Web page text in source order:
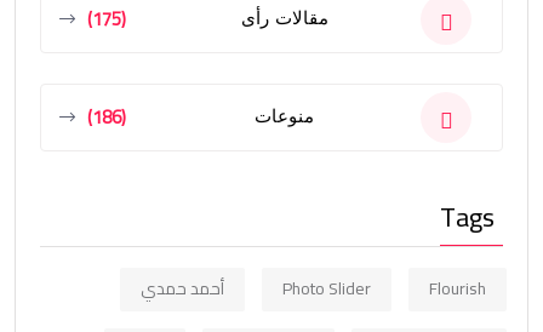
مقالات رأى (175)
منوعات (186)
Tags
Flourish
Photo Slider
أحمد حمدي